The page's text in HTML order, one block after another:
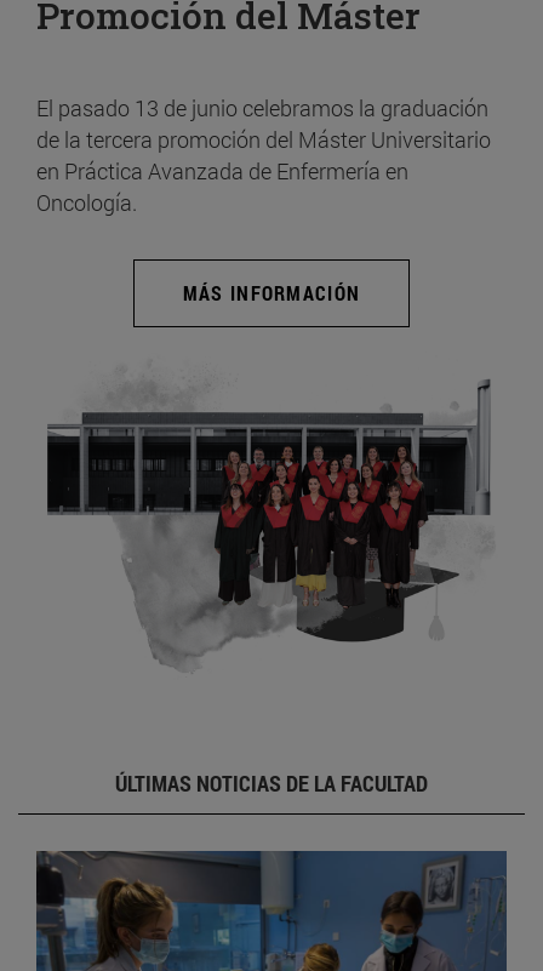
Promoción del Máster
El pasado 13 de junio celebramos la graduación
de la tercera promoción del Máster Universitario
en Práctica Avanzada de Enfermería en
Oncología.
MÁS INFORMACIÓN
ÚLTIMAS NOTICIAS DE LA FACULTAD